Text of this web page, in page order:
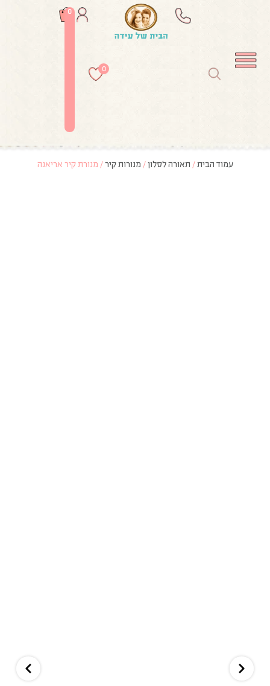
0
0
עמוד הבית/ תאורה לסלון/ מנורות קיר/ מנורת קיר אריאנה